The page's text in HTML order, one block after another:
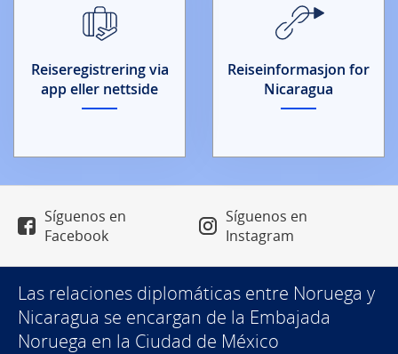
Reiseinformasjon for
Nicaragua
Reiseregistrering via
app eller nettside
Síguenos en
Facebook
Síguenos en
Instagram
Las relaciones diplomáticas entre Noruega y
Nicaragua se encargan de la Embajada
Noruega en la Ciudad de México